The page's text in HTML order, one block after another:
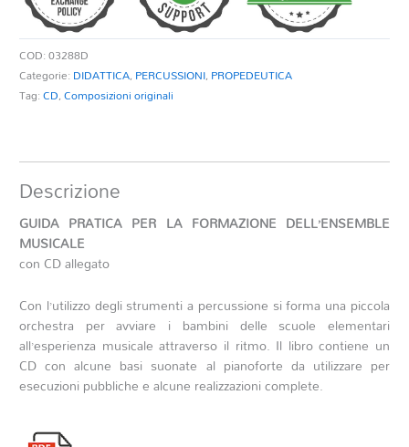
MUSICALE
quantità
COD:03288D
Categorie: DIDATTICA, PERCUSSIONI, PROPEDEUTICA
Tag:CD,Composizioni originali
Descrizione
GUIDA PRATICA PER LA FORMAZIONE DELL’ENSEMBLE
MUSICALE
con CD allegato
Con l’utilizzo degli strumenti a percussione si forma una piccola
orchestra per avviare i bambini delle scuole elementari
all’esperienza musicale attraverso il ritmo. Il libro contiene un
CD con alcune basi suonate al pianoforte da utilizzare per
esecuzioni pubbliche e alcune realizzazioni complete.